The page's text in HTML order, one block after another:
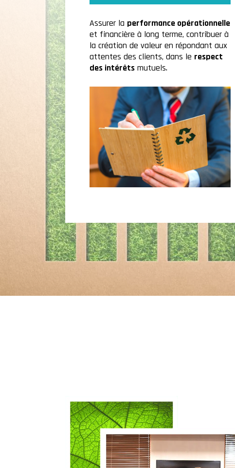
Assurer la performance opérationnelle
et financière à long terme, contribuer à
la création de valeur en répondant aux
attentes des clients, dans le respect
des intérêts mutuels.